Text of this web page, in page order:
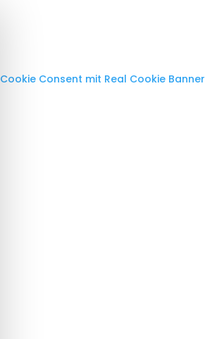
Cookie Consent mit Real Cookie Banner